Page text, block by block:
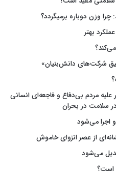
چرا وزن دوباره برمیگردد؟
بهتر
شرکت‌های دانش‌بنیان»
علیه مردم بی‌دفاع و فاجعه‌ای انسانی
سلامت در بحران
و اجرا می‌شود
از عصر انزوای خاموش
می‌شود
است؟